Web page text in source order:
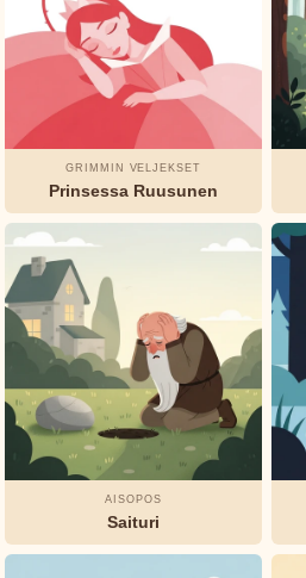
GRIMMIN VELJEKSET
Prinsessa Ruusunen
AISOPOS
Saituri